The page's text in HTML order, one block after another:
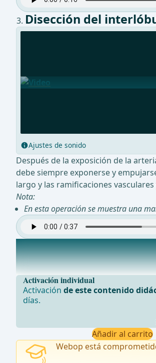
Disección del
Ajustes de sonido
Después de la exposición de la
debe siempre exponerse y
largo y las ramificaciones
Nota:
En esta operación se muestra una
Disección de los puentes
Después de una buena exposición
Activación individual
Activaciónde este contenido
días.
Añadir al carrito
Webop está